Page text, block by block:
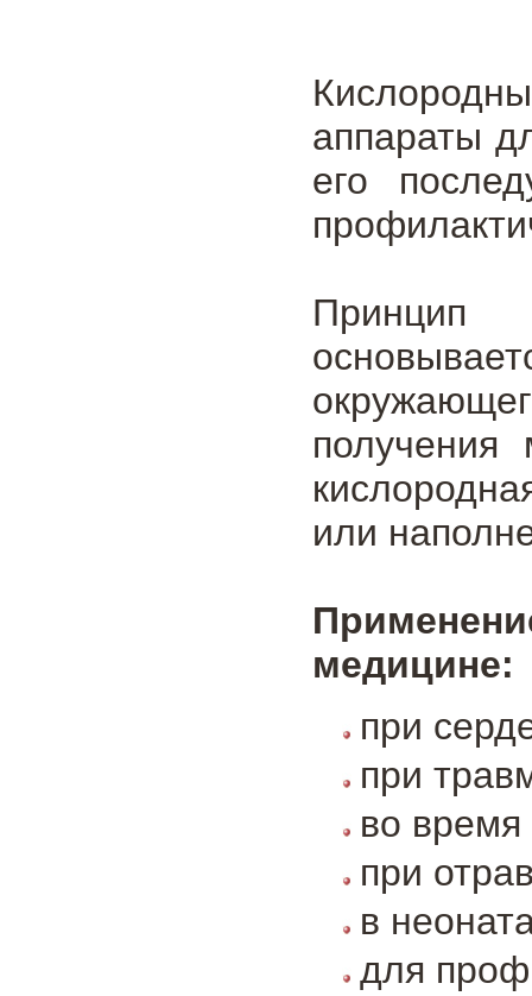
аппараты
его
получения
или
медицине:
при
при
во
при
в
для